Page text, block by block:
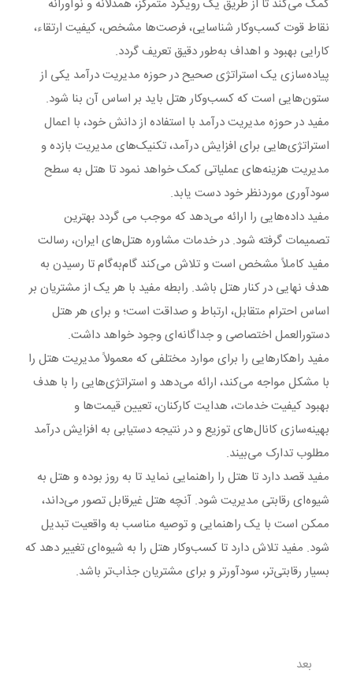
کمک می‌کند تا از طریق یک رویکرد متمرکز، همدلانه و نوآورانه
نقاط قوت کسب‌وکار شناسایی، فرصت‌ها مشخص، کیفیت ارتقاء،
کارایی بهبود و اهداف به‌طور دقیق تعریف گردد.
پیاده‌سازی یک استراتژی صحیح در حوزه مدیریت درآمد یکی از
ستون‌هایی است که کسب‌وکار هتل باید بر اساس آن بنا شود.
مفید در حوزه مدیریت درآمد با استفاده از دانش خود، با اعمال
استراتژی‌هایی برای افزایش درآمد، تکنیک‌های مدیریت بازده و
مدیریت هزینه‌های عملیاتی کمک خواهد نمود تا هتل به سطح
سودآوری موردنظر خود دست یابد.
مفید داده‌هایی را ارائه می‌دهد که موجب می گردد بهترین
تصمیمات گرفته شود. در خدمات مشاوره هتل‌های ایران، رسالت
مفید کاملاً مشخص است و تلاش می‌کند گام‌به‌گام تا رسیدن به
هدف نهایی در کنار هتل باشد. رابطه مفید با هر یک از مشتریان بر
اساس احترام متقابل، ارتباط و صداقت است؛ و برای هر هتل
دستورالعمل اختصاصی و جداگانه‌ای وجود خواهد داشت.
مفید راهکارهایی را برای موارد مختلفی که معمولاً مدیریت هتل را
با مشکل مواجه می‌کند، ارائه می‌دهد و استراتژی‌هایی را با هدف
بهبود کیفیت خدمات، هدایت کارکنان، تعیین قیمت‌ها و
بهینه‌سازی کانال‌های توزیع و در نتیجه دستیابی به افزایش درآمد
مطلوب تدارک می‌بیند.
مفید قصد دارد تا هتل را راهنمایی نماید تا به روز بوده و هتل به
شیوه‌ای رقابتی مدیریت شود. آنچه هتل غیرقابل تصور می‌داند،
ممکن است با یک راهنمایی و توصیه مناسب به واقعیت تبدیل
شود. مفید تلاش دارد تا کسب‌وکار هتل را به شیوه‌ای تغییر دهد که
بسیار رقابتی‌تر، سودآورتر و برای مشتریان جذاب‌تر باشد.
بعد